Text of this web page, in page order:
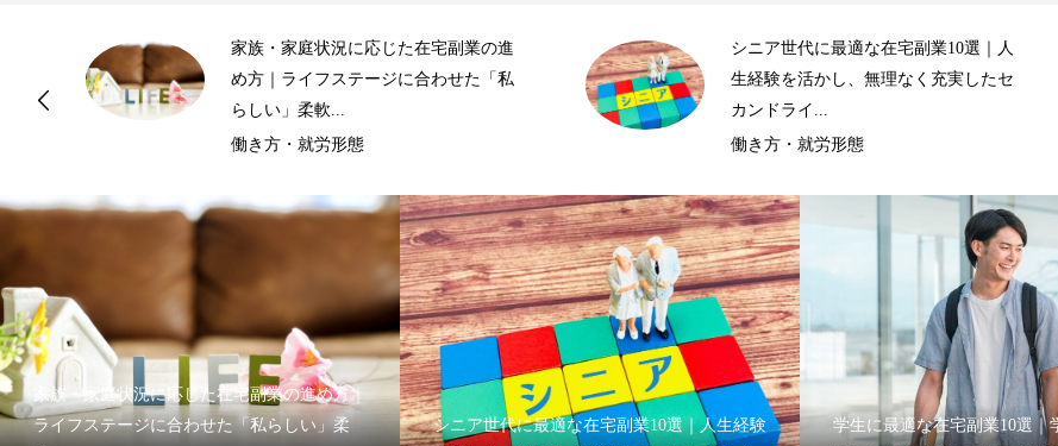
シニア世代に最適な在宅副業10選｜人
生経験を活かし、無理なく充実したセ
カンドライ...
働き方・就労形態
学生に最適な在宅副業10選｜学業も遊
びも諦めない！賢く稼いで未来を拓く
スキル・リスキリング・資格取得
家族・家庭状況に応じた在宅副業の進め方｜
ライフステージに合わせた「私らしい」柔
シニア世代に最適な在宅副業10選｜人生経験
学生に最適な在宅副業10選｜